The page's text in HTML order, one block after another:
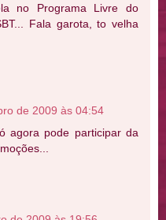
no Programa Livre do
Fala garota, to velha
de 2009 às 04:54
agora pode participar da